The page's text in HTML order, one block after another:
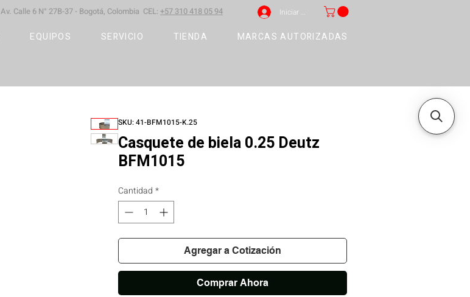
Av. Calle 6 N° 27B-37 - Bogotá, Colombia CEL: +57 310 418 05 94 Iniciar sesión
EQUIPOS SERVICIO TIENDA MARCAS AUTORIZADAS
SKU: 41-BFM1015-K.25
Casquete de biela 0.25 Deutz
BFM1015
Cantidad *
Agregar a Cotización
Comprar Ahora